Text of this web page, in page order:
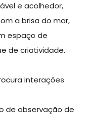
e acolhedor,
a brisa do mar,
espaço de
de criatividade.
interações
de observação de